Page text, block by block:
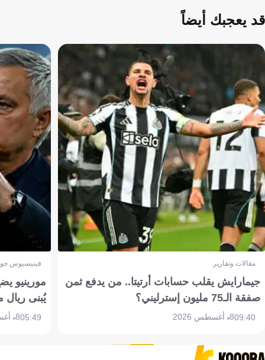
قد يعجبك أيضاً
مقالات وتقارير
جيمارايش يقلب حسابات أرتيتا.. من يدفع ثمن
صفقة الـ75 مليون إسترليني؟
09:408 أغسطس 2026
فينيسيوس
مورينيو
يُبنى ريال
05:498 أغسطس 2026